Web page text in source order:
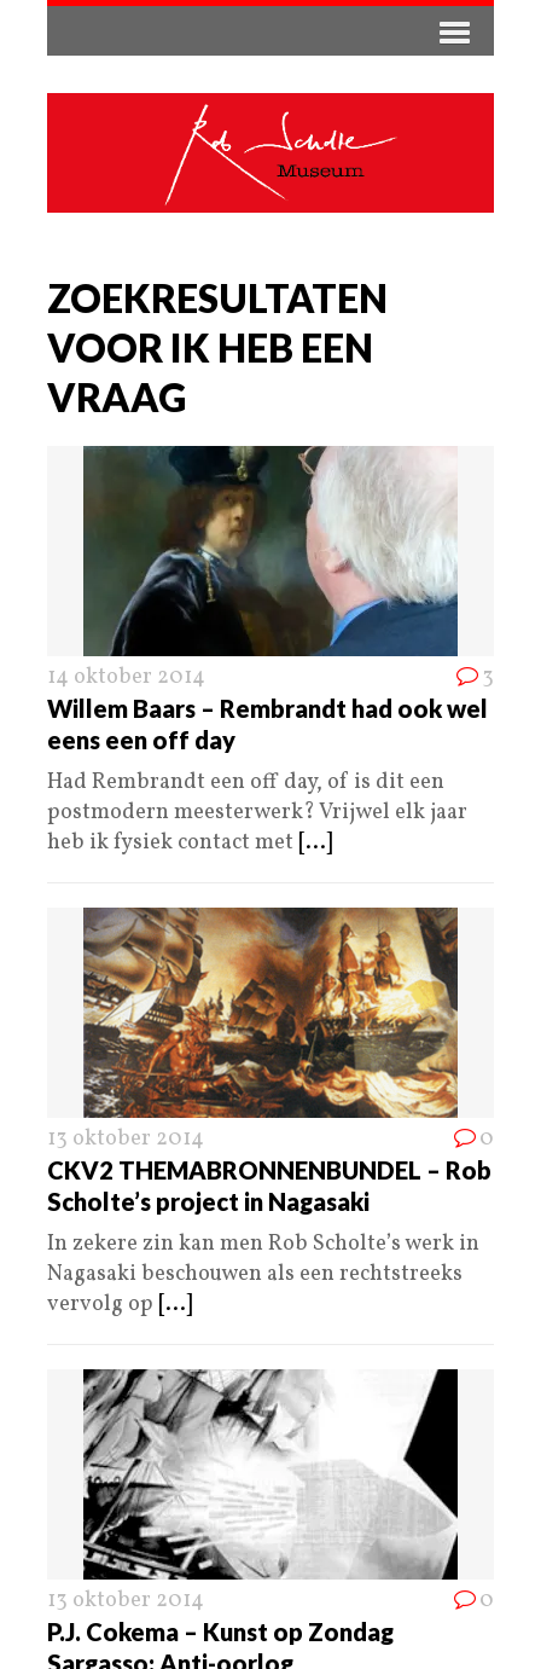
ZOEKRESULTATEN
VOOR IK HEB EEN
VRAAG
14 oktober 2014 3
Willem Baars – Rembrandt had ook wel
eens een off day
Had Rembrandt een off day, of is dit een
postmodern meesterwerk? Vrijwel elk jaar
heb ik fysiek contact met [...]
13 oktober 2014 0
CKV2 THEMABRONNENBUNDEL – Rob
Scholte’s project in Nagasaki
In zekere zin kan men Rob Scholte’s werk in
Nagasaki beschouwen als een rechtstreeks
vervolg op [...]
13 oktober 2014 0
P.J. Cokema – Kunst op Zondag
Sargasso: Anti-oorlog